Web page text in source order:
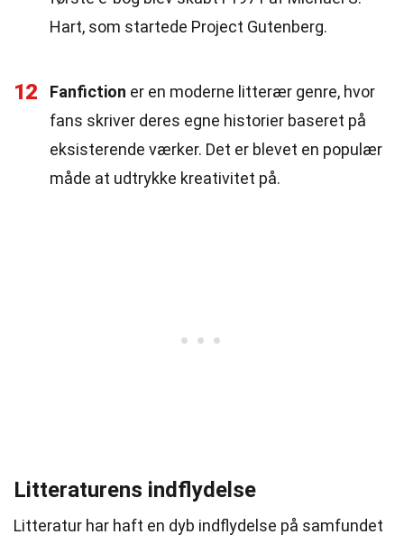
Hart, som startede Project Gutenberg.
12 Fanfiction er en moderne litterær genre, hvor
fans skriver deres egne historier baseret på
eksisterende værker. Det er blevet en populær
måde at udtrykke kreativitet på.
Litteraturens indflydelse
Litteratur har haft en dyb indflydelse på samfundet